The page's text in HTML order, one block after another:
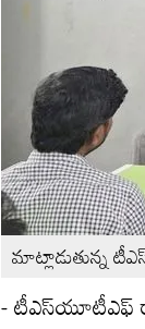
మాట్లాడుతున్న
- టీఎస్‌యూటీఎఫ్‌